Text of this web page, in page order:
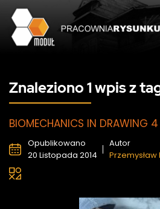
Kontakt
Znaleziono 1 wpis z
BIOMECHANICS IN DRAWING
Opublikowano
20 Listopada 2014
Autor
Przemysław